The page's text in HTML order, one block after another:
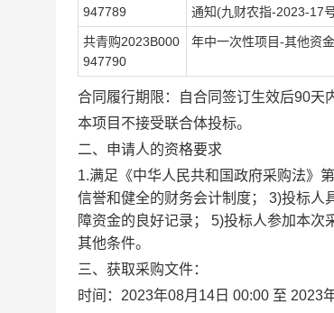
947789
通知(九财农指-2023-17
共青购2023B000
947790
年中一次性项目-其他资金
合同履行期限：自合同签订生效后90天
本项目不接受联合体投标。
二、申请人的资格要求
1.满足《中华人民共和国政府采购法》
信誉和健全的财务会计制度； 3)投标人
障资金的良好记录； 5)投标人参加本
其他条件。
三、获取采购文件：
时间：2023年08月14日 00:00 至 2023